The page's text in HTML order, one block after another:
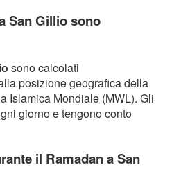
San Gillio sono
sono calcolati
posizione geografica della
Islamica Mondiale (MWL). Gli
giorno e tengono conto
il Ramadan a San